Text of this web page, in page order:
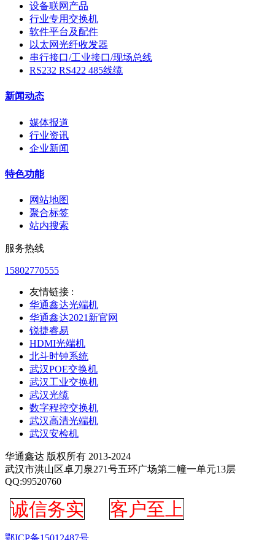
设备联网产品
行业专用交换机
软件平台及配件
以太网光纤收发器
串行接口/工业接口/现场总线
RS232 RS422 485线缆
新闻动态
媒体报道
行业资讯
企业新闻
特色功能
网站地图
聚合标签
站内搜索
服务热线
15802770555
友情链接 :
华通鑫达光端机
华通鑫达2021新官网
锐捷睿易
HDMI光端机
北斗时钟系统
武汉POE交换机
武汉工业交换机
武汉光缆
数字程控交换机
武汉高清光端机
武汉安检机
华通鑫达 版权所有 2013-2024
武汉市洪山区卓刀泉271号五环广场第二幢一单元13层
QQ:99520760
诚信务实 客户至上